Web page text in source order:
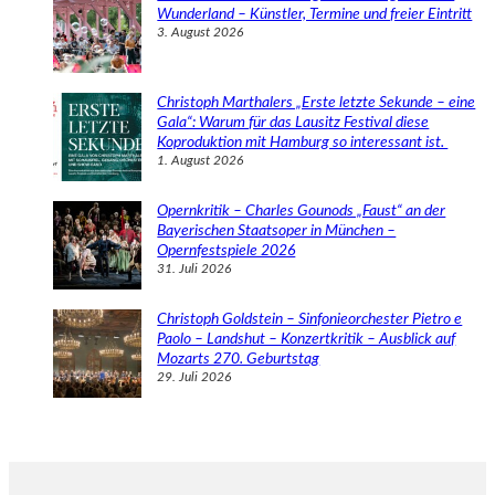
Wunderland – Künstler, Termine und freier Eintritt
3. August 2026
Christoph Marthalers „Erste letzte Sekunde – eine
Gala“: Warum für das Lausitz Festival diese
Koproduktion mit Hamburg so interessant ist.
1. August 2026
Opernkritik – Charles Gounods „Faust“ an der
Bayerischen Staatsoper in München –
Opernfestspiele 2026
31. Juli 2026
Christoph Goldstein – Sinfonieorchester Pietro e
Paolo – Landshut – Konzertkritik – Ausblick auf
Mozarts 270. Geburtstag
29. Juli 2026